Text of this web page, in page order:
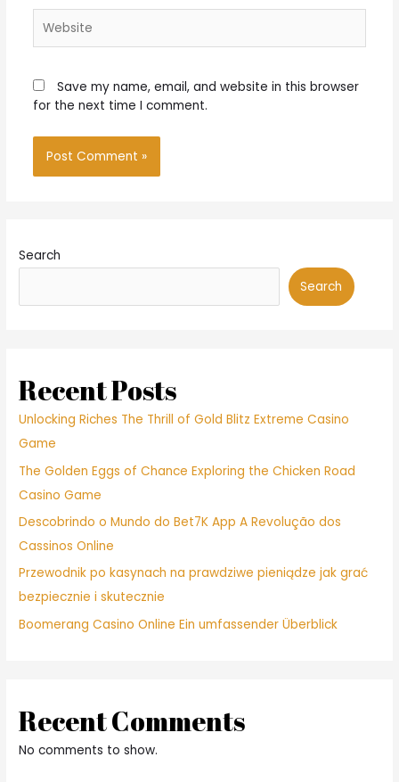
Save my name, email, and website in this browser
for the next time I comment.
Search
Search
Recent Posts
Unlocking Riches The Thrill of Gold Blitz Extreme Casino
Game
The Golden Eggs of Chance Exploring the Chicken Road
Casino Game
Descobrindo o Mundo do Bet7K App A Revolução dos
Cassinos Online
Przewodnik po kasynach na prawdziwe pieniądze jak grać
bezpiecznie i skutecznie
Boomerang Casino Online Ein umfassender Überblick
Recent Comments
No comments to show.